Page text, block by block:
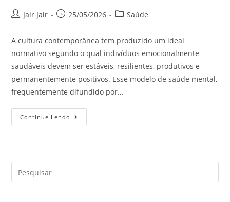
Jair Jair 25/05/2026 Saúde
A cultura contemporânea tem produzido um ideal
normativo segundo o qual indivíduos emocionalmente
saudáveis devem ser estáveis, resilientes, produtivos e
permanentemente positivos. Esse modelo de saúde mental,
frequentemente difundido por…
Continue Lendo